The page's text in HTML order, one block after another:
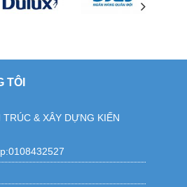
TÔI
& XÂY DỰNG KIẾN